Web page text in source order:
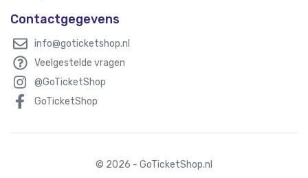
Contactgegevens
info@goticketshop.nl
Veelgestelde vragen
@GoTicketShop
GoTicketShop
© 2026 - GoTicketShop.nl